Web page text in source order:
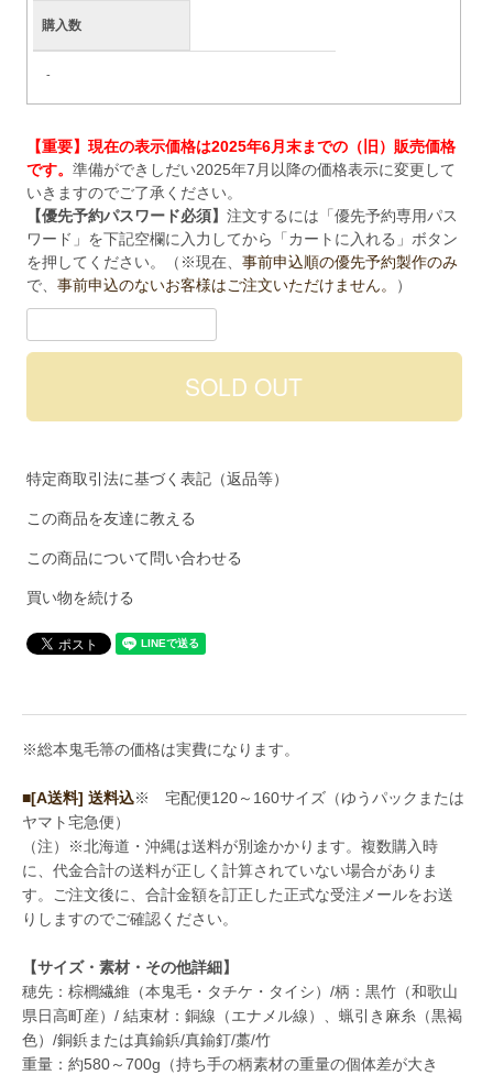
購入数
-
【重要】現在の表示価格は2025年6月末までの（旧）販売価格
です。準備ができしだい2025年7月以降の価格表示に変更して
いきますのでご了承ください。
【優先予約パスワード必須】注文するには「優先予約専用パス
ワード」を下記空欄に入力してから「カートに入れる」ボタン
を押してください。（※現在、事前申込順の優先予約製作のみ
で、事前申込のないお客様はご注文いただけません。 ）
特定商取引法に基づく表記（返品等）
この商品を友達に教える
この商品について問い合わせる
買い物を続ける
※総本鬼毛箒の価格は実費になります。
■[A送料] 送料込※ 宅配便120～160サイズ（ゆうパックまたは
ヤマト宅急便）
（注）※北海道・沖縄は送料が別途かかります。複数購入時
に、代金合計の送料が正しく計算されていない場合がありま
す。ご注文後に、合計金額を訂正した正式な受注メールをお送
りしますのでご確認ください。
【サイズ・素材・その他詳細】
穂先：棕櫚繊維（本鬼毛・タチケ・タイシ）/柄：黒竹（和歌山
県日高町産）/ 結束材：銅線（エナメル線）、蝋引き麻糸（黒褐
色）/銅鋲または真鍮鋲/真鍮釘/藁/竹
重量：約580～700g（持ち手の柄素材の重量の個体差が大き